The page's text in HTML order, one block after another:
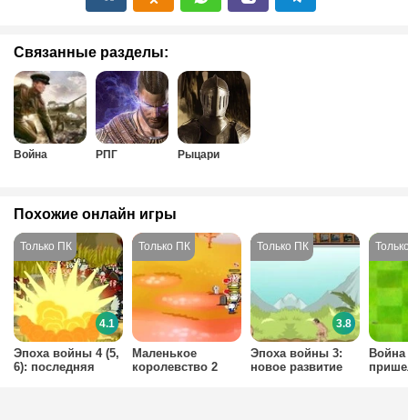
Связанные разделы:
Война РПГ Рыцари
Похожие онлайн игры
Эпоха войны 4 (5,
6): последняя
4.1
Маленькое
королевство 2
Эпоха войны 3:
новое развитие
3.8
Война